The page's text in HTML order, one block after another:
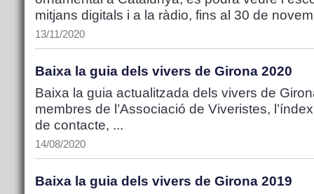
mitjans digitals i a la ràdio, fins al 30 de
13/11/2020
Baixa la guia dels vivers de Girona 2020
Baixa la guia actualitzada dels vivers de
membres de l’Associació de Viveristes,
de contacte, ...
14/08/2020
Baixa la guia dels vivers de Girona 2019